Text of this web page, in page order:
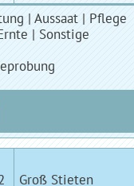
| Aussaat | Pflege
| Sonstige
Groß Stieten